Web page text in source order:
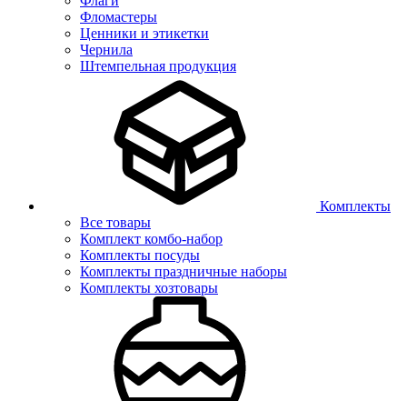
Фломастеры
Ценники и этикетки
Чернила
Штемпельная продукция
Комплекты
Все товары
Комплект комбо-набор
Комплекты посуды
Комплекты праздничные наборы
Комплекты хозтовары